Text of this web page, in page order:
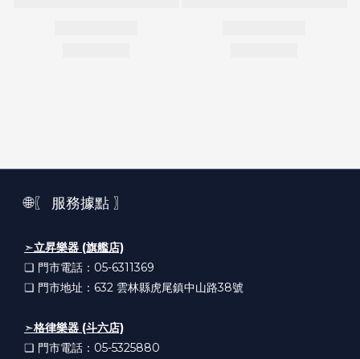
🌐〖 服務據點 〗
➣立昇樂器 (旗艦店)
❏ 門市電話：05-6311369
❏ 門市地址：632 雲林縣虎尾鎮中山路38號
➣格律樂器 (斗六店)
❏ 門市電話：05-5325880